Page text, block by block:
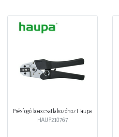
Présfogó koax csatlakozóhoz Haupa
HAUP210767